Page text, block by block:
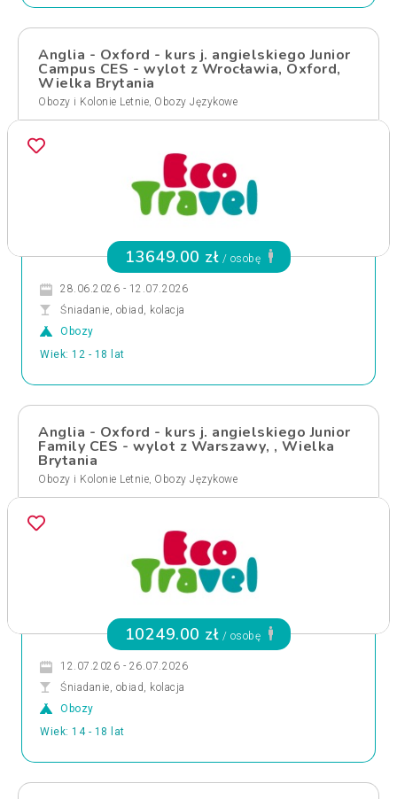
Anglia - Oxford - kurs j. angielskiego Junior
Campus CES - wylot z Wrocławia, Oxford,
Wielka Brytania
Obozy i Kolonie Letnie, Obozy Językowe
13649.00 zł / osobę
28.06.2026 - 12.07.2026
Śniadanie, obiad, kolacja
Obozy
Wiek: 12 - 18 lat
Anglia - Oxford - kurs j. angielskiego Junior
Family CES - wylot z Warszawy, , Wielka
Brytania
Obozy i Kolonie Letnie, Obozy Językowe
10249.00 zł / osobę
12.07.2026 - 26.07.2026
Śniadanie, obiad, kolacja
Obozy
Wiek: 14 - 18 lat